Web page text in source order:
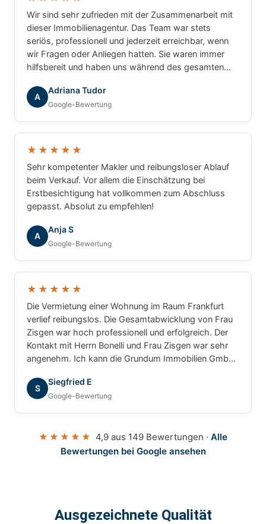
Wir sind sehr zufrieden mit der Zusammenarbeit mit
dieser Immobilienagentur. Das Team war stets
seriös, professionell und jederzeit erreichbar, wenn
wir Fragen oder Anliegen hatten. Sie waren immer
hilfsbereit und haben uns während des gesamten
Agentur mit gutem Gewissen weiterempfehlen.
A
Adriana Tudor
Google-Bewertung
★★★★★
Sehr kompetenter Makler und reibungsloser Ablauf
beim Verkauf. Vor allem die Einschätzung bei
Erstbesichtigung hat vollkommen zum Abschluss
gepasst. Absolut zu empfehlen!
A
Anja S
Google-Bewertung
★★★★★
Die Vermietung einer Wohnung im Raum Frankfurt
verlief reibungslos. Die Gesamtabwicklung von Frau
Zisgen war hoch professionell und erfolgreich. Der
Kontakt mit Herrn Bonelli und Frau Zisgen war sehr
angenehm. Ich kann die Grundum Immobilien GmbH
S
Siegfried E
Google-Bewertung
★★★★★ 4,9 aus 149 Bewertungen · Alle
Bewertungen bei Google ansehen
Ausgezeichnete Qualität